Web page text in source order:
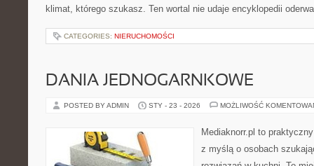
klimat, którego szukasz. Ten wortal nie udaje encyklopedii
CATEGORIES: NIERUCHOMOŚCI
DANIA JEDNOGARNKOWE
POSTED BY ADMIN STY - 23 - 2026 MOŻLIWOŚĆ
Mediaknorr.pl to
z myślą o osobach